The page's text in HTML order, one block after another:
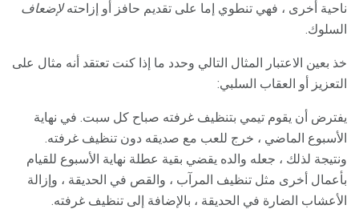
ناحية أخرى ، فهي تنطوي إما على تقديم حافز أو إزاحتهلإضعاف
السلوك.
خذ بعين الاعتبار المثال التالي وحدد ما إذا كنت تعتقد أنه مثال على
التعزيز أو العقاب السلبي:
يفترض أن يقوم تيمي بتنظيف غرفته صباح كل سبت. في نهاية
الأسبوع الماضي ، خرج للعب مع صديقه دون تنظيف غرفته.
ونتيجة لذلك ، جعله والده يقضي بقية عطلة نهاية الأسبوع للقيام
بأعمال أخرى مثل تنظيف المرآب ، والقص في الحديقة ، وإزالة
الأعشاب الضارة في الحديقة ، بالإضافة إلى تنظيف غرفته.